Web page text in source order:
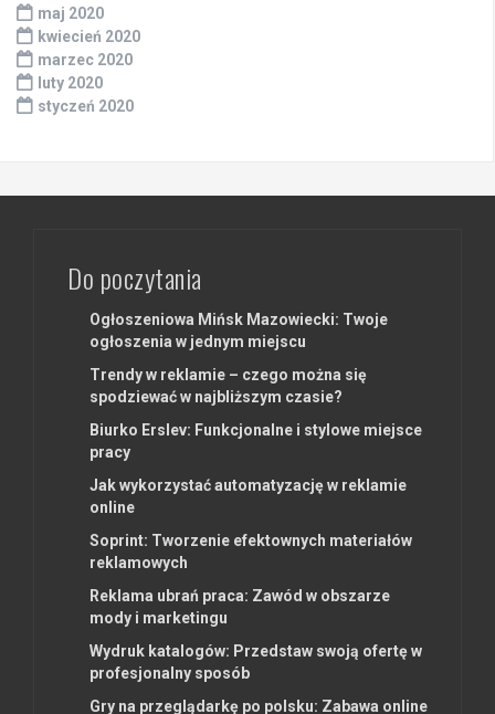
maj 2020
kwiecień 2020
marzec 2020
luty 2020
styczeń 2020
Do poczytania
Ogłoszeniowa Mińsk Mazowiecki: Twoje
ogłoszenia w jednym miejscu
Trendy w reklamie – czego można się
spodziewać w najbliższym czasie?
Biurko Erslev: Funkcjonalne i stylowe miejsce
pracy
Jak wykorzystać automatyzację w reklamie
online
Soprint: Tworzenie efektownych materiałów
reklamowych
Reklama ubrań praca: Zawód w obszarze
mody i marketingu
Wydruk katalogów: Przedstaw swoją ofertę w
profesjonalny sposób
Gry na przeglądarkę po polsku: Zabawa online